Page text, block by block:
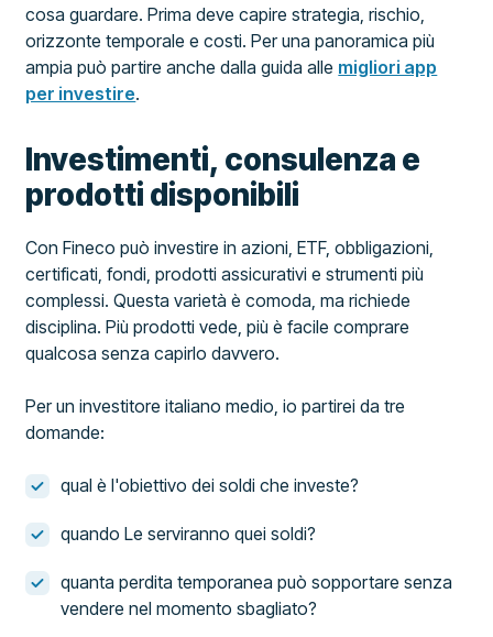
cosa guardare. Prima deve capire strategia, rischio,
orizzonte temporale e costi. Per una panoramica più
ampia può partire anche dalla guida alle migliori app
per investire.
Investimenti, consulenza e
prodotti disponibili
Con Fineco può investire in azioni, ETF, obbligazioni,
certificati, fondi, prodotti assicurativi e strumenti più
complessi. Questa varietà è comoda, ma richiede
disciplina. Più prodotti vede, più è facile comprare
qualcosa senza capirlo davvero.
Per un investitore italiano medio, io partirei da tre
domande:
qual è l'obiettivo dei soldi che investe?
quando Le serviranno quei soldi?
quanta perdita temporanea può sopportare senza
vendere nel momento sbagliato?